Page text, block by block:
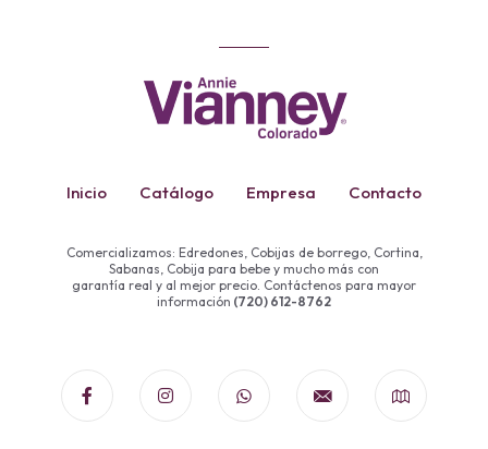
Inicio Catálogo Empresa Contacto
Comercializamos: Edredones, Cobijas de borrego, Cortina,
Sabanas, Cobija para bebe y mucho más con
garantía real y al mejor precio. Contáctenos para mayor
información (720) 612-8762